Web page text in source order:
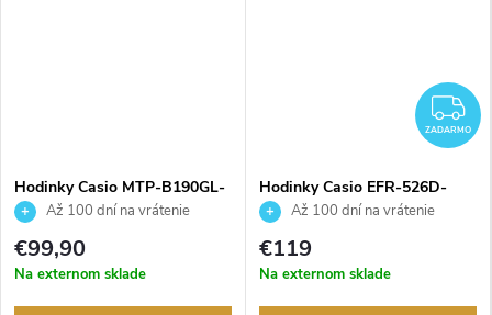
Hodinky Casio MTP-B190GL-
7BVEFAž 100 dní na vrátenie
tovaru. Autorizovaný predajca.
€99,90
Na externom sklade
ZADARMO
Hodinky Casio EFR-526D-
3AVUEFAž 100 dní na vrátenie
tovaru. Autorizovaný predajca.
€119
Na externom sklade